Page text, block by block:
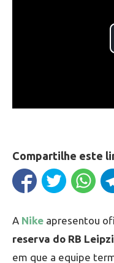
Compartilhe este
A Nike apresentou
reserva do RB
em que a equipe